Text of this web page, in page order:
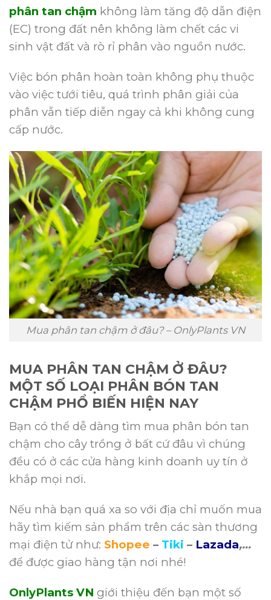
phân tan chậm không làm tăng độ dẫn điện
(EC) trong đất nên không làm chết các vi
sinh vật đất và rò rỉ phân vào nguồn nước.
Việc bón phân hoàn toàn không phụ thuộc
vào việc tưới tiêu, quá trình phân giải của
phân vẫn tiếp diễn ngay cả khi không cung
cấp nước.
Mua phân tan chậm ở đâu? – OnlyPlants VN
MUA PHÂN TAN CHẬM Ở ĐÂU?
MỘT SỐ LOẠI PHÂN BÓN TAN
CHẬM PHỔ BIẾN HIỆN NAY
Bạn có thể dễ dàng tìm mua phân bón tan
chậm cho cây trồng ở bất cứ đâu vì chúng
đều có ở các cửa hàng kinh doanh uy tín ở
khắp mọi nơi.
Nếu nhà bạn quá xa so với địa chỉ muốn mua
hãy tìm kiếm sản phẩm trên các sàn thương
mại điện tử như: Shopee – Tiki – Lazada,…
để được giao hàng tận nơi nhé!
OnlyPlants VN giới thiệu đến bạn một số